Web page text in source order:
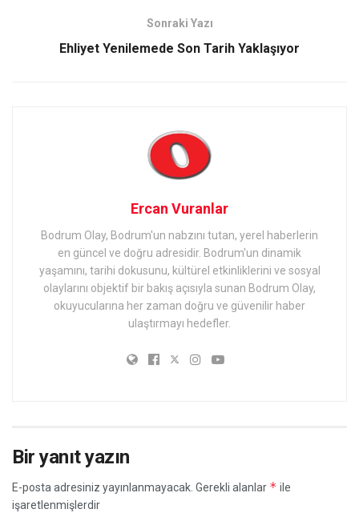
Sonraki Yazı
Ehliyet Yenilemede Son Tarih Yaklaşıyor
Ercan Vuranlar
Bodrum Olay, Bodrum'un nabzını tutan, yerel haberlerin
en güncel ve doğru adresidir. Bodrum'un dinamik
yaşamını, tarihi dokusunu, kültürel etkinliklerini ve sosyal
olaylarını objektif bir bakış açısıyla sunan Bodrum Olay,
okuyucularına her zaman doğru ve güvenilir haber
ulaştırmayı hedefler.
Bir yanıt yazın
E-posta adresiniz yayınlanmayacak. Gerekli alanlar * ile
işaretlenmişlerdir